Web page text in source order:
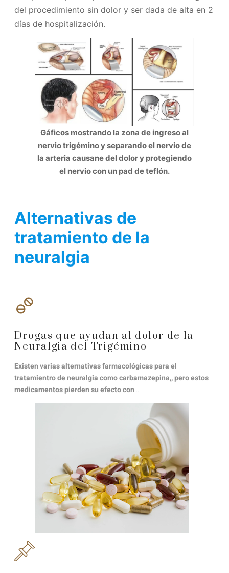
del procedimiento sin dolor y ser dada de alta en 2
días de hospitalización.
Gáficos mostrando la zona de ingreso al
nervio trigémino y separando el nervio de
la arteria causane del dolor y protegiendo
el nervio con un pad de teflón.
Alternativas de
tratamiento de la
neuralgia
Drogas que ayudan al dolor de la
Neuralgia del Trigémino
Existen varias alternativas farmacológicas para el
tratamientro de neuralgia como carbamazepina,, pero estos
medicamentos pierden su efecto con…